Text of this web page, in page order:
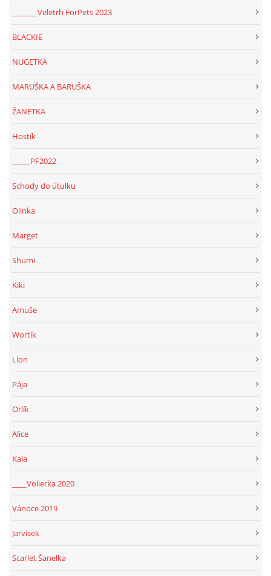
_______Veletrh ForPets 2023
BLACKIE
NUGETKA
MARUŠKA A BARUŠKA
ŽANETKA
Hostík
_____PF2022
Schody do útulku
Olinka
Marget
Shumi
Kiki
Amuše
Wortík
Lion
Pája
Orlík
Alice
Kala
____Volierka 2020
Vánoce 2019
Jarvísek
Scarlet Šanelka